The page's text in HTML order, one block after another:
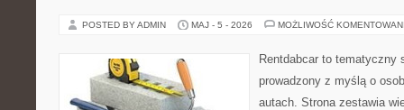
POSTED BY ADMIN MAJ - 5 - 2026 MOŻLIWOŚĆ
Rentdabcar to tematyczny
prowadzony z myślą o
autach. Strona zestawia